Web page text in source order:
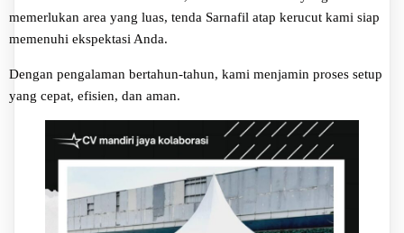
memerlukan area yang luas, tenda Sarnafil atap kerucut kami siap
memenuhi ekspektasi Anda.
Dengan pengalaman bertahun-tahun, kami menjamin proses setup
yang cepat, efisien, dan aman.